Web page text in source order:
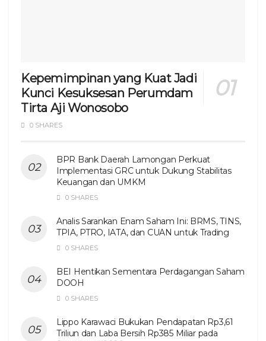
Kepemimpinan yang Kuat Jadi
Kunci Kesuksesan Perumdam
Tirta Aji Wonosobo
0 SHARES
BPR Bank Daerah Lamongan Perkuat
Implementasi GRC untuk Dukung Stabilitas
Keuangan dan UMKM
0 SHARES
Analis Sarankan Enam Saham Ini: BRMS, TINS,
TPIA, PTRO, IATA, dan CUAN untuk Trading
0 SHARES
BEI Hentikan Sementara Perdagangan Saham
DOOH
0 SHARES
Lippo Karawaci Bukukan Pendapatan Rp3,61
Triliun dan Laba Bersih Rp385 Miliar pada